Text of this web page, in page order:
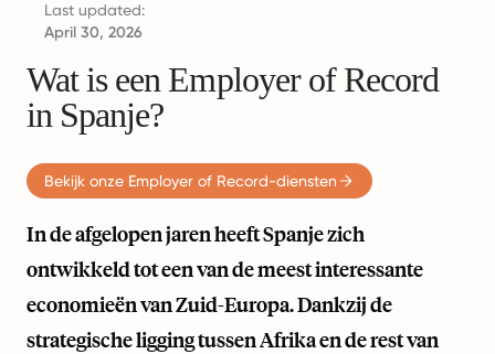
Last updated:
April 30, 2026
Wat is een Employer of Record
in Spanje?
Bekijk onze Employer of Record-diensten
In de afgelopen jaren heeft Spanje zich
ontwikkeld tot een van de meest interessante
economieën van Zuid-Europa. Dankzij de
strategische ligging tussen Afrika en de rest van